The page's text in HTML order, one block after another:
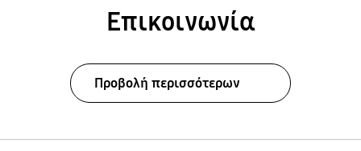
Επικοινωνία
Προβολή περισσότερων